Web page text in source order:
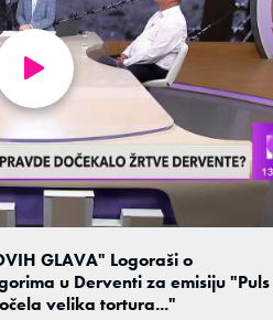
GLAVA" Logoraši o
u Derventi za emisiju "Puls
velika tortura..."